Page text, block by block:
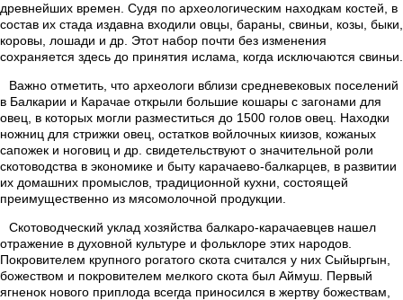
древнейших времен. Судя по археологическим находкам костей, в
состав их стада издавна входили овцы, бараны, свиньи, козы, быки,
коровы, лошади и др. Этот набор почти без изменения
сохраняется здесь до принятия ислама, когда исключаются свиньи.
Важно отметить, что археологи вблизи средневековых поселений
в Балкарии и Карачае открыли большие кошары с загонами для
овец, в которых могли разместиться до 1500 голов овец. Находки
ножниц для стрижки овец, остатков войлочных киизов, кожаных
сапожек и ноговиц и др. свидетельствуют о значительной роли
скотоводства в экономике и быту карачаево-балкарцев, в развитии
их домашних промыслов, традиционной кухни, состоящей
преимущественно из мясомолочной продукции.
Скотоводческий уклад хозяйства балкаро-карачаевцев нашел
отражение в духовной культуре и фольклоре этих народов.
Покровителем крупного рогатого скота считался у них Сыйыргын,
божеством и покровителем мелкого скота был Аймуш. Первый
ягненок нового приплода всегда приносился в жертву божествам,